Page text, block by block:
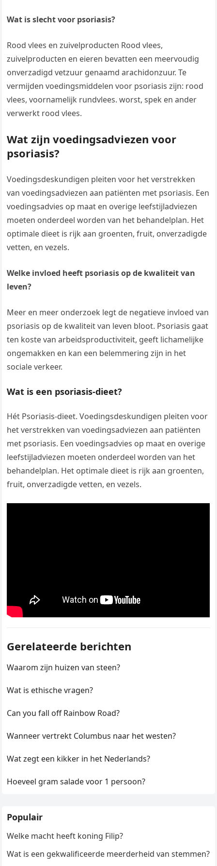
Wat is slecht voor psoriasis?
Rood vlees en zuivelproducten Rood vlees,
zuivelproducten en eieren bevatten een meervoudig
onverzadigd vetzuur genaamd arachidonzuur. Te
vermijden voedingsmiddelen voor psoriasis zijn: rood
vlees, voornamelijk rundvlees. worst, spek en ander
verwerkt rood vlees.
Wat zijn voedingsadviezen voor
psoriasis?
Voedingsdeskundigen pleiten voor het verstrekken
van voedingsadviezen aan patiënten met psoriasis. Een
voedingsadvies op maat en overige leefstijladviezen
moeten onderdeel worden van het behandelplan. Het
optimale dieet is rijk aan groenten, fruit, onverzadigde
vetten, en vezels.
Welke invloed heeft psoriasis op de kwaliteit van
leven?
Meer en meer onderzoek legt de negatieve invloed van
psoriasis op de kwaliteit van leven bloot. Psoriasis gaat
ten koste van arbeidsproductiviteit, geeft lichamelijke
ongemakken en kan een belemmering zijn in het
sociale verkeer.
Wat is een psoriasis-dieet?
Hét Psoriasis-dieet. Voedingsdeskundigen pleiten voor
het verstrekken van voedingsadviezen aan patiënten
met psoriasis. Een voedingsadvies op maat en overige
leefstijladviezen moeten onderdeel worden van het
behandelplan. Het optimale dieet is rijk aan groenten,
fruit, onverzadigde vetten, en vezels.
Gerelateerde berichten
Waarom zijn huizen van steen?
Wat is ethische vragen?
Can you fall off Rainbow Road?
Wanneer vertrekt Columbus naar het westen?
Wat zegt een kikker in het Nederlands?
Hoeveel gram salade voor 1 persoon?
Populair
Welke macht heeft koning Filip?
Wat is een gekwalificeerde meerderheid van stemmen?